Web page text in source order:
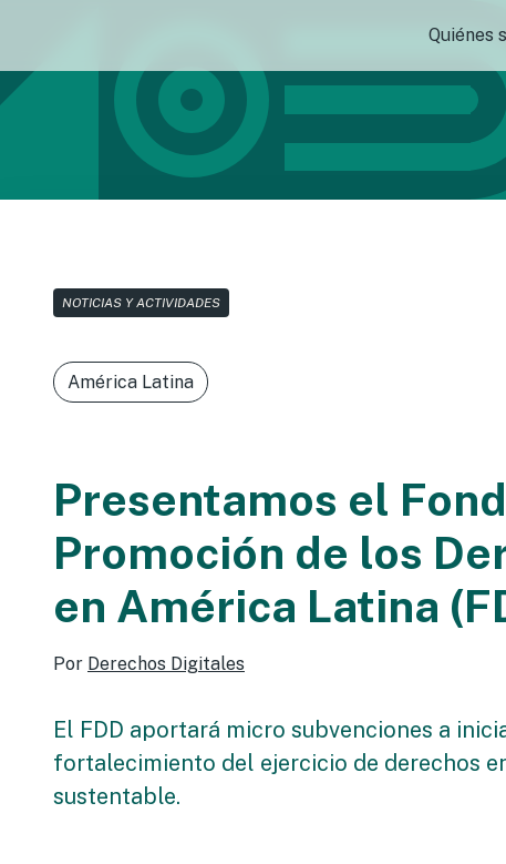
Quiénes
NOTICIAS Y ACTIVIDADES
América Latina
Presentamos el
Promoción de los
en América Latina
Por Derechos Digitales
El FDD aportará micro subvenciones a
fortalecimiento del ejercicio de derechos
sustentable.